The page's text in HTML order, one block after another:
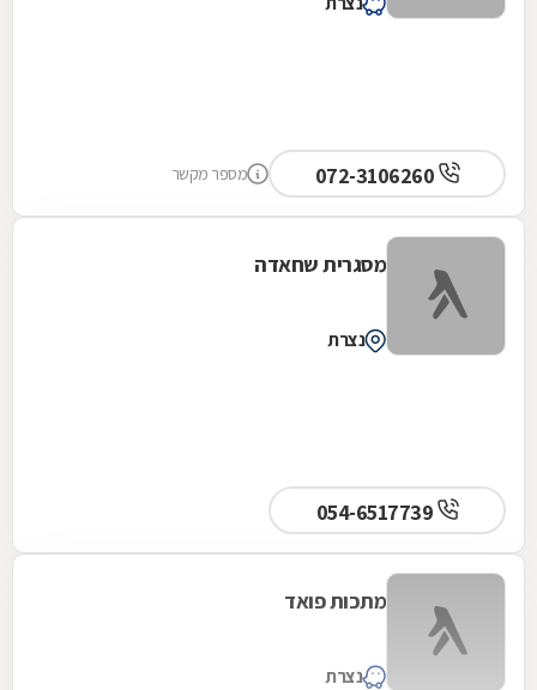
מספר מקשר
מסגרית שחאדה
נצרת
מתכות פואד
נצרת